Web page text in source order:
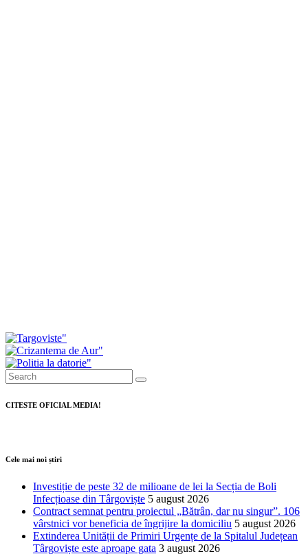
CITESTE OFICIAL MEDIA!
Cele mai noi știri
Investiție de peste 32 de milioane de lei la Secția de Boli
Infecțioase din Târgoviște 5 august 2026
Contract semnat pentru proiectul „Bătrân, dar nu singur”. 106
vârstnici vor beneficia de îngrijire la domiciliu 5 august 2026
Extinderea Unității de Primiri Urgențe de la Spitalul Județean
Târgoviște este aproape gata 3 august 2026